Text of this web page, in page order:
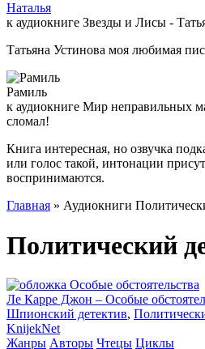
Наталья
к аудиокниге Звезды и Лисы -
Татьяна Устинова моя любимая
Рамиль
к аудиокниге Мир неправильных
сломал!
Книга интересная, но озвучка
или голос такой, интонации
воспринимаются.
Главная » Аудиокниги
Политический
Ле Карре Джон – Особые
Шпионский детектив,
KnijekNet
Жанры Авторы Чтецы Циклы